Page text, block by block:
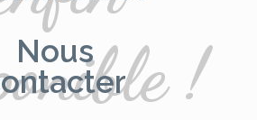
Nous
!